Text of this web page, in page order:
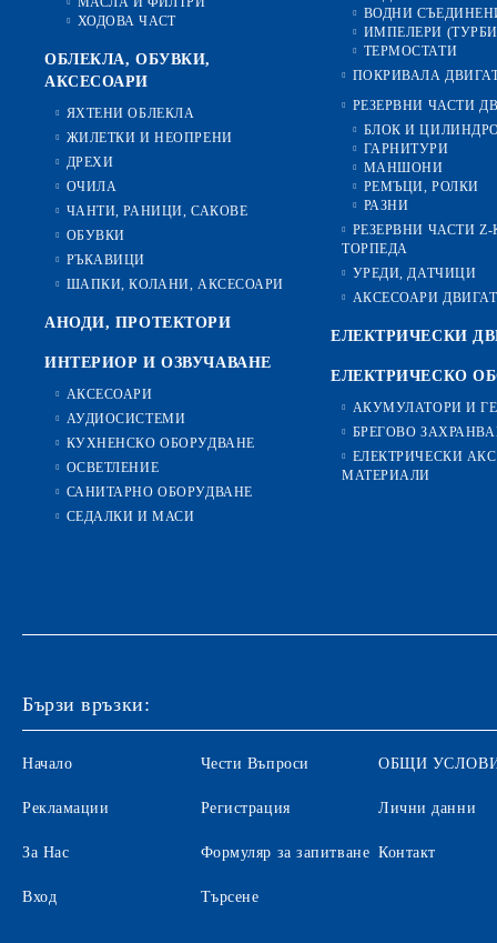
ХОДОВА ЧАСТ
ОБЛЕКЛА, ОБУВКИ,
АКСЕСОАРИ
ЯХТЕНИ ОБЛЕКЛА
ЖИЛЕТКИ И НЕОПРЕНИ
ДРЕХИ
ОЧИЛА
ЧАНТИ, РАНИЦИ, САКОВЕ
ОБУВКИ
РЪКАВИЦИ
ШАПКИ, КОЛАНИ, АКСЕСОАРИ
АНОДИ, ПРОТЕКТОРИ
ИНТЕРИОР И ОЗВУЧАВАНЕ
АКСЕСОАРИ
АУДИОСИСТЕМИ
КУХНЕНСКО ОБОРУДВАНЕ
ОСВЕТЛЕНИЕ
САНИТАРНО ОБОРУДВАНЕ
СЕДАЛКИ И МАСИ
ВОДНИ
ИМПЕЛЕРИ
ТЕРМОСТАТИ
ПОКРИВАЛА
РЕЗЕРВНИ ЧАСТИ
БЛОК И
ГАРНИТУРИ
МАНШОНИ
РЕМЪЦИ, РОЛКИ
РАЗНИ
РЕЗЕРВНИ ЧАСТИ
ТОРПЕДА
УРЕДИ, ДАТЧИЦИ
АКСЕСОАРИ
ЕЛЕКТРИЧЕСКИ
ЕЛЕКТРИЧЕСКО
АКУМУЛАТОРИ И
БРЕГОВО
ЕЛЕКТРИЧЕСКИ
МАТЕРИАЛИ
Бързи връзки:
Начало
Рекламации
За Нас
Вход
Чести Въпроси
Регистрация
Формуляр за запитване
Търсене
ОБЩИ
Лични данни
Контакт